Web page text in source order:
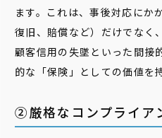
ます。これは、事後対応にか
復旧、賠償など）だけでなく
顧客信用の失墜といった間接
的な「保険」としての価値を
②厳格なコンプライア